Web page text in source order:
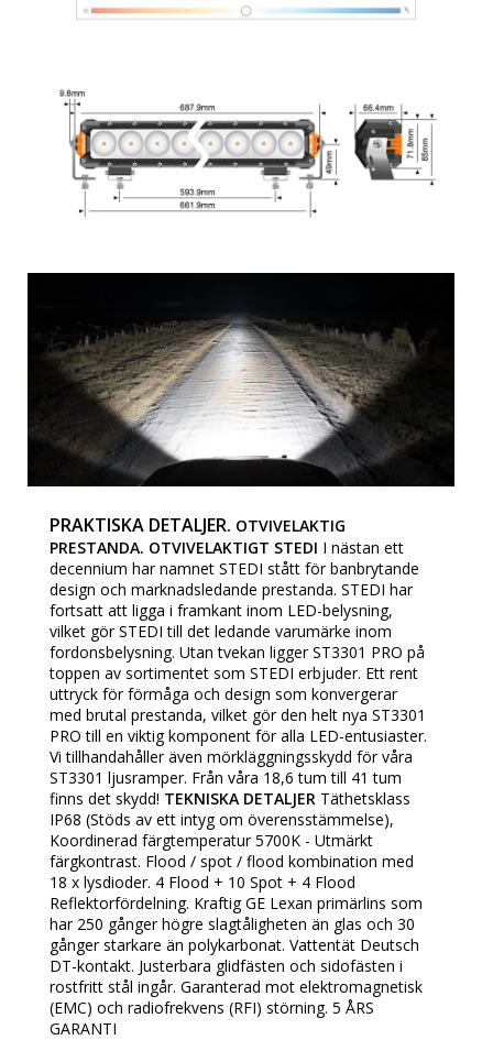
PRAKTISKA DETALJER. OTVIVELAKTIG
PRESTANDA. OTVIVELAKTIGT STEDI I nästan ett
decennium har namnet STEDI stått för banbrytande
design och marknadsledande prestanda. STEDI har
fortsatt att ligga i framkant inom LED-belysning,
vilket gör STEDI till det ledande varumärke inom
fordonsbelysning. Utan tvekan ligger ST3301 PRO på
toppen av sortimentet som STEDI erbjuder. Ett rent
uttryck för förmåga och design som konvergerar
med brutal prestanda, vilket gör den helt nya ST3301
PRO till en viktig komponent för alla LED-entusiaster.
Vi tillhandahåller även mörkläggningsskydd för våra
ST3301 ljusramper. Från våra 18,6 tum till 41 tum
finns det skydd! TEKNISKA DETALJER Täthetsklass
IP68 (Stöds av ett intyg om överensstämmelse),
Koordinerad färgtemperatur 5700K - Utmärkt
färgkontrast. Flood / spot / flood kombination med
18 x lysdioder. 4 Flood + 10 Spot + 4 Flood
Reflektorfördelning. Kraftig GE Lexan primärlins som
har 250 gånger högre slagtåligheten än glas och 30
gånger starkare än polykarbonat. Vattentät Deutsch
DT-kontakt. Justerbara glidfästen och sidofästen i
rostfritt stål ingår. Garanterad mot elektromagnetisk
(EMC) och radiofrekvens (RFI) störning. 5 ÅRS
GARANTI